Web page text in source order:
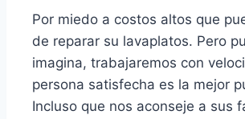
Por miedo a costos altos que
de reparar su lavaplatos. Pero
imagina, trabajaremos con
persona satisfecha es la mejor
Incluso que nos aconseje a sus